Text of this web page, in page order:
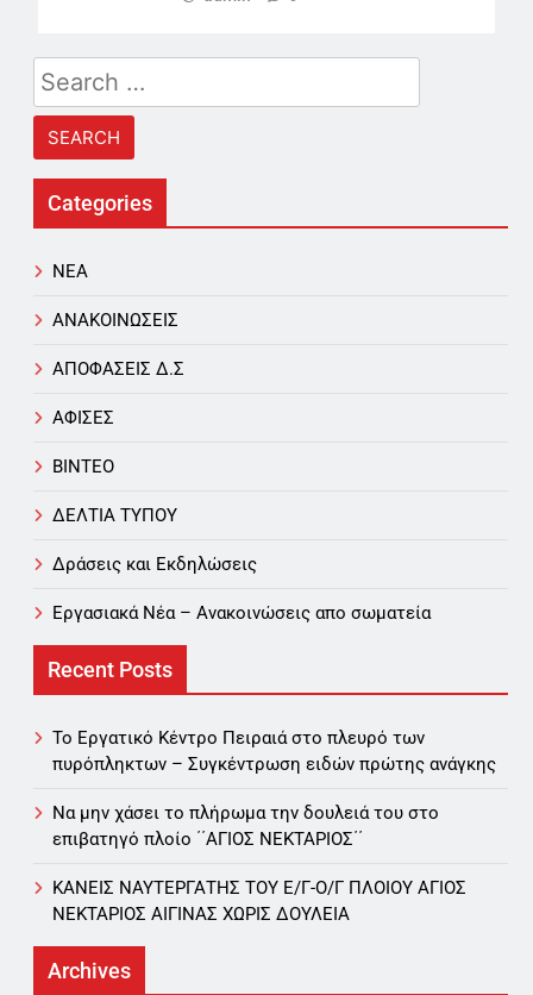
Search
for:
Categories
NEA
ΑΝΑΚΟΙΝΩΣΕΙΣ
ΑΠΟΦΑΣΕΙΣ Δ.Σ
ΑΦΙΣΕΣ
ΒΙΝΤΕΟ
ΔΕΛΤΙΑ ΤΥΠΟΥ
Δράσεις και Εκδηλώσεις
Εργασιακά Νέα – Aνακοινώσεις απο σωματεία
Recent Posts
Το Εργατικό Κέντρο Πειραιά στο πλευρό των
πυρόπληκτων – Συγκέντρωση ειδών πρώτης ανάγκης
Να μην χάσει το πλήρωμα την δουλειά του στο
επιβατηγό πλοίο ΄΄ΑΓΙΟΣ ΝΕΚΤΑΡΙΟΣ΄΄
ΚΑΝΕΙΣ ΝΑΥΤΕΡΓΑΤΗΣ TOY Ε/Γ-Ο/Γ ΠΛΟΙΟY ΑΓΙΟΣ
ΝΕΚΤΑΡΙΟΣ ΑΙΓΙΝΑΣ ΧΩΡΙΣ ΔΟΥΛΕΙΑ
Archives